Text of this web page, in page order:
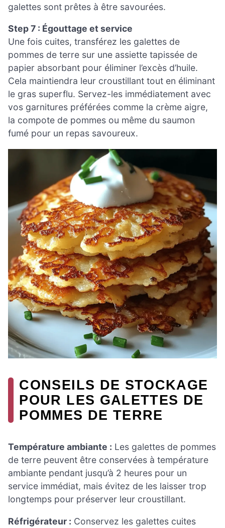
galettes sont prêtes à être savourées.
Step 7 : Égouttage et service
Une fois cuites, transférez les galettes de
pommes de terre sur une assiette tapissée de
papier absorbant pour éliminer l’excès d’huile.
Cela maintiendra leur croustillant tout en éliminant
le gras superflu. Servez-les immédiatement avec
vos garnitures préférées comme la crème aigre,
la compote de pommes ou même du saumon
fumé pour un repas savoureux.
CONSEILS DE STOCKAGE
POUR LES GALETTES DE
POMMES DE TERRE
Température ambiante : Les galettes de pommes
de terre peuvent être conservées à température
ambiante pendant jusqu’à 2 heures pour un
service immédiat, mais évitez de les laisser trop
longtemps pour préserver leur croustillant.
Réfrigérateur : Conservez les galettes cuites